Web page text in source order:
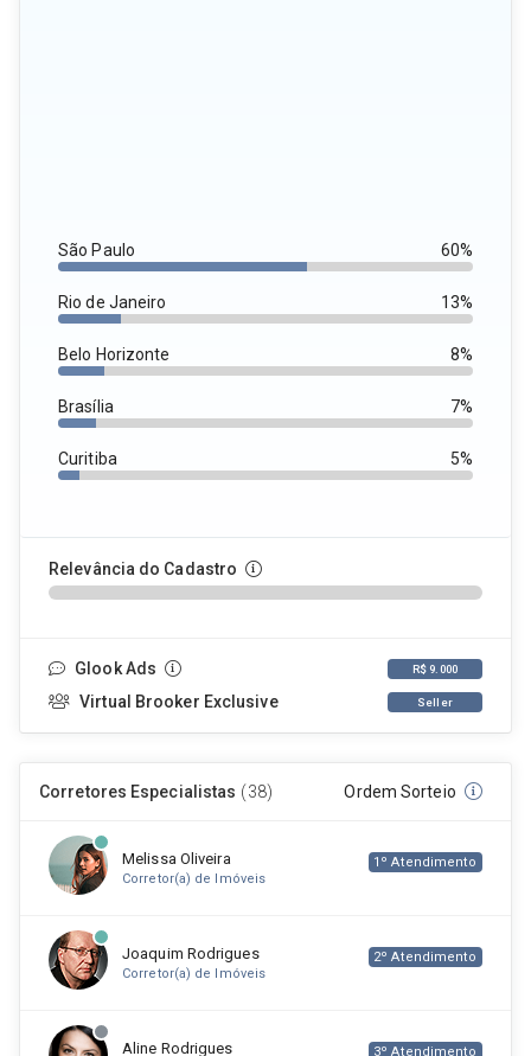
São Paulo 60%
Rio de Janeiro 13%
Belo Horizonte 8%
Brasília 7%
Curitiba 5%
Relevância do Cadastro
Glook Ads R$ 9.000
Virtual Brooker Exclusive Seller
Corretores Especialistas (38) Ordem Sorteio
Melissa Oliveira
1º Atendimento
Corretor(a) de Imóveis
Joaquim Rodrigues
2º Atendimento
Corretor(a) de Imóveis
Aline Rodrigues
3º Atendimento